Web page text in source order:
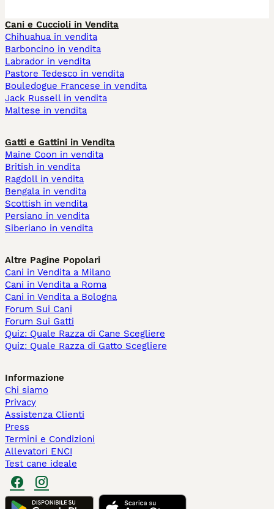
Cani e Cuccioli in Vendita
Chihuahua in vendita
Barboncino in vendita
Labrador in vendita
Pastore Tedesco in vendita
Bouledogue Francese in vendita
Jack Russell in vendita
Maltese in vendita
Gatti e Gattini in Vendita
Maine Coon in vendita
British in vendita
Ragdoll in vendita
Bengala in vendita
Scottish in vendita
Persiano in vendita
Siberiano in vendita
Altre Pagine Popolari
Cani in Vendita a Milano
Cani in Vendita a Roma
Cani in Vendita a Bologna
Forum Sui Cani
Forum Sui Gatti
Quiz: Quale Razza di Cane Scegliere
Quiz: Quale Razza di Gatto Scegliere
Informazione
Chi siamo
Privacy
Assistenza Clienti
Press
Termini e Condizioni
Allevatori ENCI
Test cane ideale